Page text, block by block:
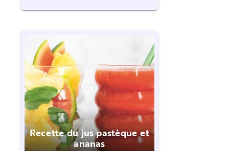
Recette du jus pastèque et
ananas